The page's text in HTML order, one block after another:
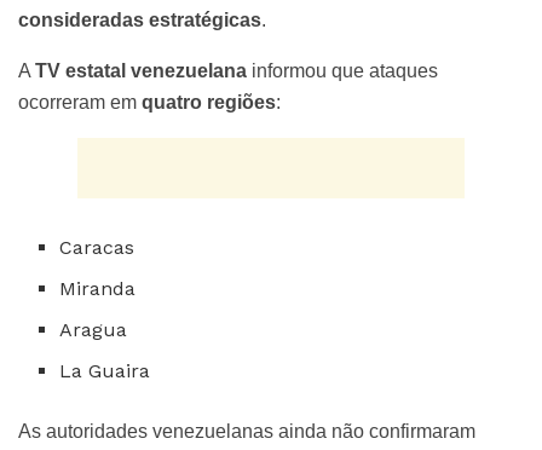
consideradas estratégicas.
A TV estatal venezuelana informou que ataques
ocorreram em quatro regiões:
Caracas
Miranda
Aragua
La Guaira
As autoridades venezuelanas ainda não confirmaram